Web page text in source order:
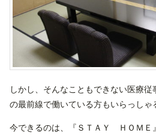
しかし、そんなこともできない医療
の最前線で働いている方もいらっしゃ
今できるのは、『ＳＴＡＹ ＨＯＭＥ』